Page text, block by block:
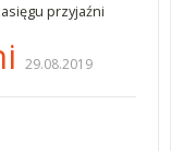
przyjaźni
29.08.2019